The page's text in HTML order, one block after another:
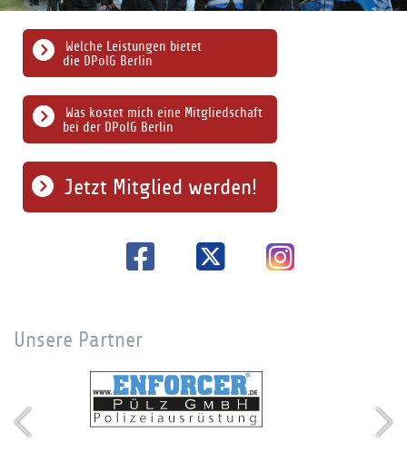
Was kostet mich eine Mitgliedschaft
bei der DPolG Berlin
Welche Leistungen bietet
die DPolG Berlin
Jetzt Mitglied werden!
Unsere Partner